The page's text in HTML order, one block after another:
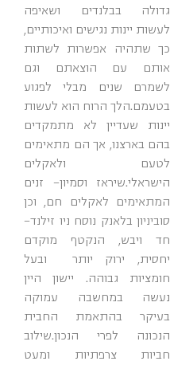
גדולה בבלנדים ושאיפה
לעשות יינות נגישים ואיכותיים,
כך שתהיה אפשרות לשתות
אותם עם הוצאתם וגם
לשמרם שנים מבלי לפגוע
בטעמם.הלך הרוח הוא לעשות
יינות שעדיין לא מתמקדים
בהם בארצנו, אך הם מתאימים
לטעם ולאקלים
הישראלי.שיראז וסמיון- זנים
המתאימים לאקלים חם, וכן
סוביניון בלאנק נוסח ניו זילנד-
חד ויבש, הנקטף מוקדם
יחסית, ירוק יותר ובעל
חומציות גבוהה. יישון היין
נעשה במחשבה עמוקה
בעיקר בהתאמת החבית
הנכונה לפרי הנכון.שילוב
חביות צרפתיות ומעט